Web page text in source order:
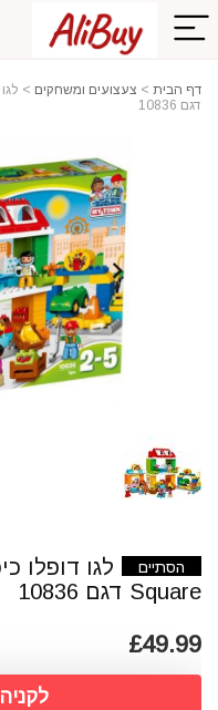
דף הבית > צעצועים ומשחקים >
דגם 10836
הסתיים
Square דגם 10836
£49.99
לקניה